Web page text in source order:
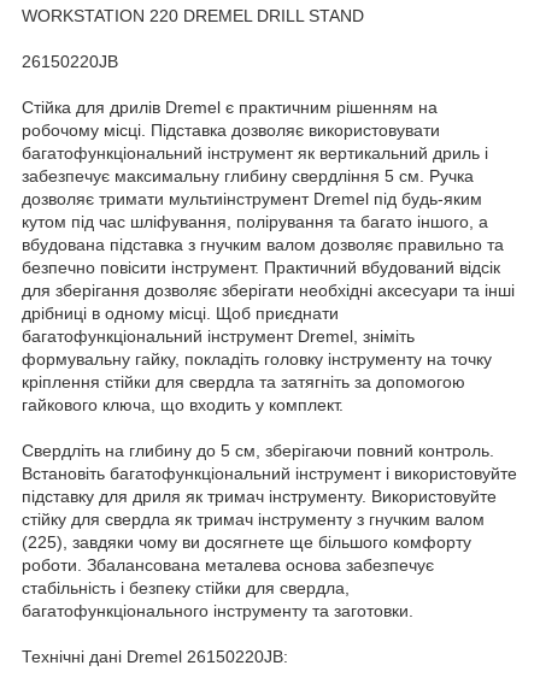
WORKSTATION 220 DREMEL DRILL STAND
26150220JB
Стійка для дрилів Dremel є практичним рішенням на
робочому місці. Підставка дозволяє використовувати
багатофункціональний інструмент як вертикальний дриль і
забезпечує максимальну глибину свердління 5 см. Ручка
дозволяє тримати мультиінструмент Dremel під будь-яким
кутом під час шліфування, полірування та багато іншого, а
вбудована підставка з гнучким валом дозволяє правильно та
безпечно повісити інструмент. Практичний вбудований відсік
для зберігання дозволяє зберігати необхідні аксесуари та інші
дрібниці в одному місці. Щоб приєднати
багатофункціональний інструмент Dremel, зніміть
формувальну гайку, покладіть головку інструменту на точку
кріплення стійки для свердла та затягніть за допомогою
гайкового ключа, що входить у комплект.
Свердліть на глибину до 5 см, зберігаючи повний контроль.
Встановіть багатофункціональний інструмент і використовуйте
підставку для дриля як тримач інструменту. Використовуйте
стійку для свердла як тримач інструменту з гнучким валом
(225), завдяки чому ви досягнете ще більшого комфорту
роботи. Збалансована металева основа забезпечує
стабільність і безпеку стійки для свердла,
багатофункціонального інструменту та заготовки.
Технічні дані Dremel 26150220JB: